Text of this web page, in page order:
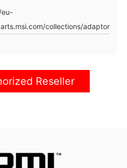
collections/adaptor
Reseller